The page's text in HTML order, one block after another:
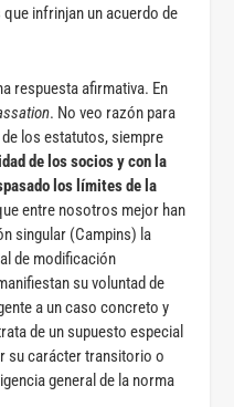
infrinjan un acuerdo de
respuesta afirmativa. En
. No veo razón para
los estatutos, siempre
de los socios y con la
los límites de la
entre nosotros mejor han
singular (Campins) la
de modificación
su voluntad de
a un caso concreto y
de un supuesto especial
su carácter transitorio o
general de la norma